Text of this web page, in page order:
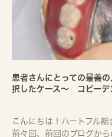
患者さんにとっての最善
択したケース〜 コピーデ
こんにちは！ハートフル
前々回、前回のブログか